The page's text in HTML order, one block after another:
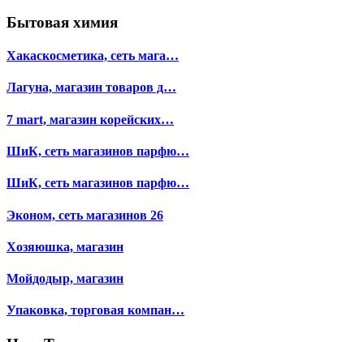
Бытовая химия
Хакаскосметика, сеть мага…
Лагуна, магазин товаров д…
7 mart, магазин корейских…
ШиК, сеть магазинов парфю…
ШиК, сеть магазинов парфю…
Эконом, сеть магазинов 26
Хозяюшка, магазин
Мойдодыр, магазин
Упаковка, торговая компан…